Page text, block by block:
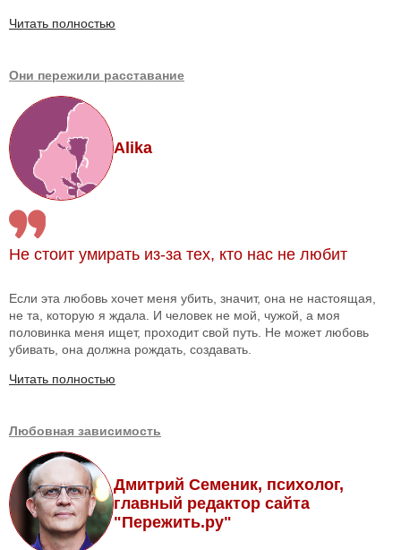
Читать полностью
Они пережили расставание
Alika
Не стоит умирать из-за тех, кто нас не любит
Если эта любовь хочет меня убить, значит, она не настоящая,
не та, которую я ждала. И человек не мой, чужой, а моя
половинка меня ищет, проходит свой путь. Не может любовь
убивать, она должна рождать, создавать.
Читать полностью
Любовная зависимость
Дмитрий Семеник, психолог,
главный редактор сайта
"Пережить.ру"